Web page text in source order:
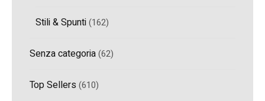
Stili & Spunti(162)
Senza categoria(62)
Top Sellers (610)